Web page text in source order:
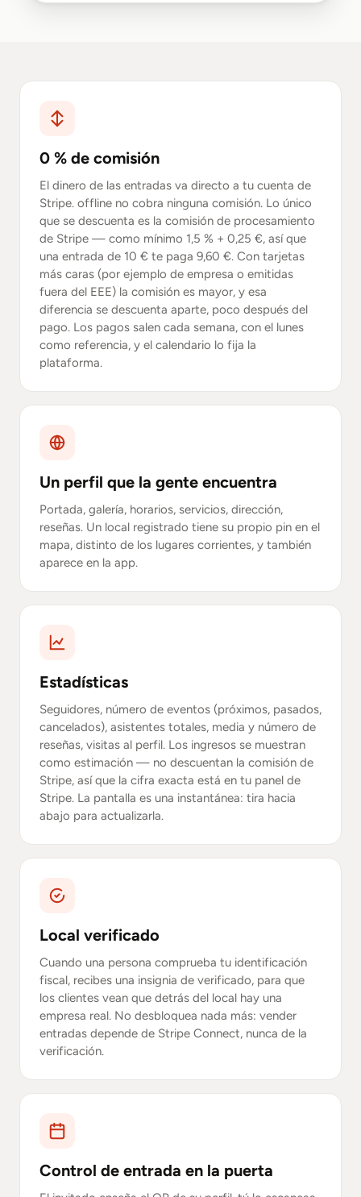
0 % de comisión
El dinero de las entradas va directo a tu cuenta de
Stripe. offline no cobra ninguna comisión. Lo único
que se descuenta es la comisión de procesamiento
de Stripe — como mínimo 1,5 % + 0,25 €, así que
una entrada de 10 € te paga 9,60 €. Con tarjetas
más caras (por ejemplo de empresa o emitidas
fuera del EEE) la comisión es mayor, y esa
diferencia se descuenta aparte, poco después del
pago. Los pagos salen cada semana, con el lunes
como referencia, y el calendario lo fija la
plataforma.
Un perfil que la gente encuentra
Portada, galería, horarios, servicios, dirección,
reseñas. Un local registrado tiene su propio pin en el
mapa, distinto de los lugares corrientes, y también
aparece en la app.
Estadísticas
Seguidores, número de eventos (próximos, pasados,
cancelados), asistentes totales, media y número de
reseñas, visitas al perfil. Los ingresos se muestran
como estimación — no descuentan la comisión de
Stripe, así que la cifra exacta está en tu panel de
Stripe. La pantalla es una instantánea: tira hacia
abajo para actualizarla.
Local verificado
Cuando una persona comprueba tu identificación
fiscal, recibes una insignia de verificado, para que
los clientes vean que detrás del local hay una
empresa real. No desbloquea nada más: vender
entradas depende de Stripe Connect, nunca de la
verificación.
Control de entrada en la puerta